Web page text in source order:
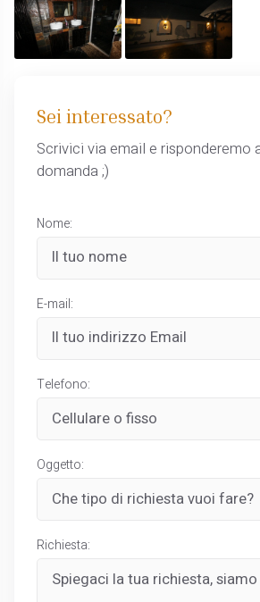
Sei interessato?
Scrivici via email e risponderemo
domanda ;)
Nome:
E-mail:
Telefono:
Oggetto:
Richiesta: